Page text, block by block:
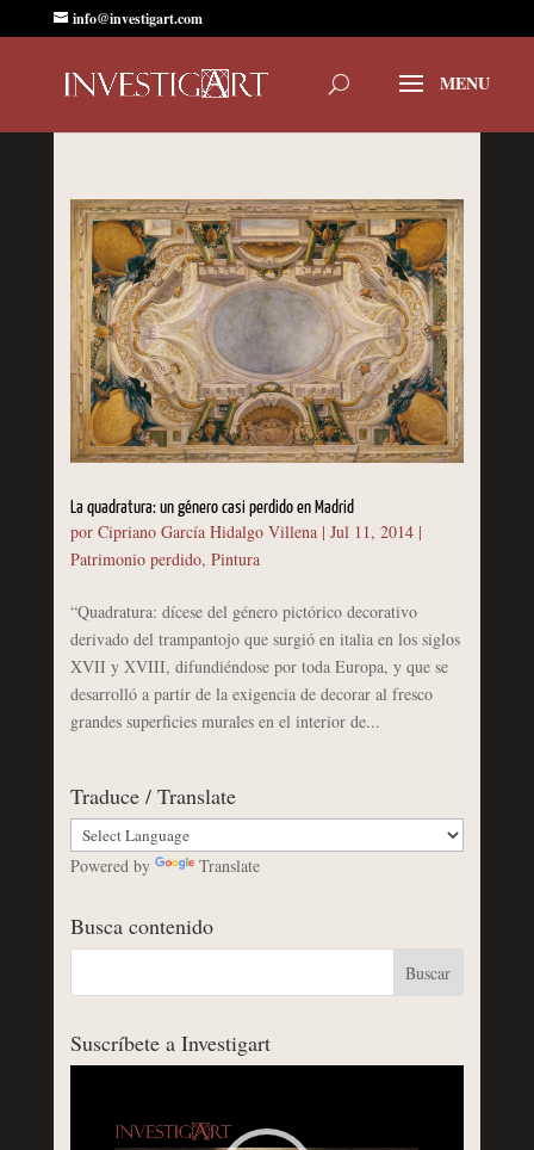
info@investigart.com
La quadratura: un género casi perdido en Madrid
por Cipriano García Hidalgo Villena| Jul 11, 2014|
Patrimonio perdido, Pintura
“Quadratura: dícese del género pictórico decorativo
derivado del trampantojo que surgió en italia en los siglos
XVII y XVIII, difundiéndose por toda Europa, y que se
desarrolló a partir de la exigencia de decorar al fresco
grandes superficies murales en el interior de...
Traduce / Translate
Powered by Translate
Busca contenido
Suscríbete a Investigart